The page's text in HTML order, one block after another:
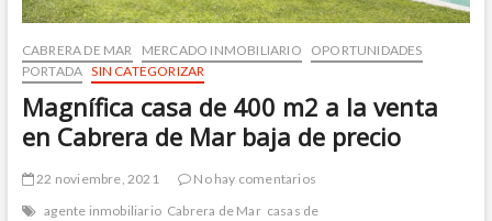
CABRERA DE MAR MERCADO INMOBILIARIO
OPORTUNIDADES
PORTADA SIN CATEGORIZAR
Magnífica casa de 400 m2 a la venta
en Cabrera de Mar baja de precio
22 noviembre, 2021
No hay comentarios
agente inmobiliario Cabrera de Mar casas de